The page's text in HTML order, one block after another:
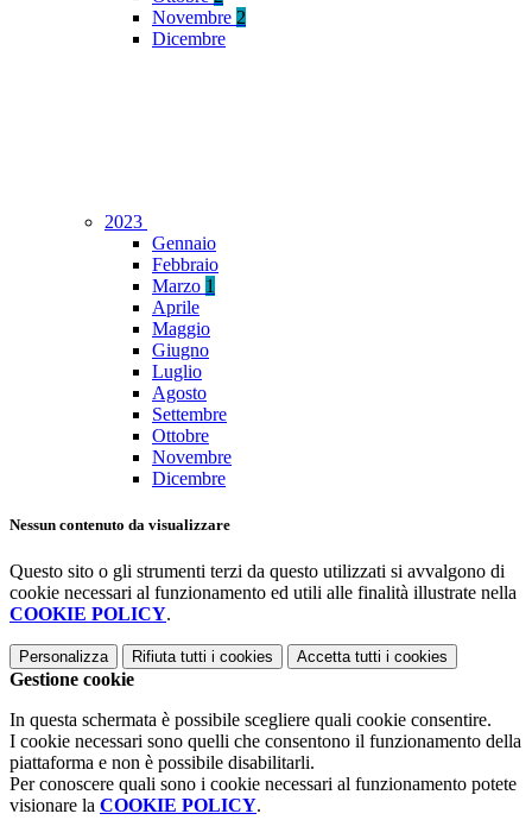
Novembre 2
Dicembre
2023
Gennaio
Febbraio
Marzo 1
Aprile
Maggio
Giugno
Luglio
Agosto
Settembre
Ottobre
Novembre
Dicembre
Nessun contenuto da visualizzare
Questo sito o gli strumenti terzi da questo utilizzati si avvalgono di
cookie necessari al funzionamento ed utili alle finalità illustrate nella
COOKIE POLICY.
Personalizza Rifiuta tutti i cookies Accetta tutti i cookies
Gestione cookie
In questa schermata è possibile scegliere quali cookie consentire.
I cookie necessari sono quelli che consentono il funzionamento della
piattaforma e non è possibile disabilitarli.
Per conoscere quali sono i cookie necessari al funzionamento potete
visionare la COOKIE POLICY.